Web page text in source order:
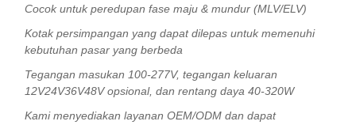
Cocok untuk peredupan fase maju & mundur (MLV/ELV)
Kotak persimpangan yang dapat dilepas untuk memenuhi
kebutuhan pasar yang berbeda
Tegangan masukan 100-277V, tegangan keluaran
12V24V36V48V opsional, dan rentang daya 40-320W
Kami menyediakan layanan OEM/ODM dan dapat